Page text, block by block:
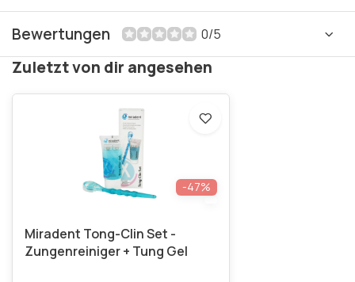
Bewertungen 0/5
Zuletzt von dir angesehen
-47%
Miradent Tong-Clin Set -
Zungenreiniger + Tung Gel